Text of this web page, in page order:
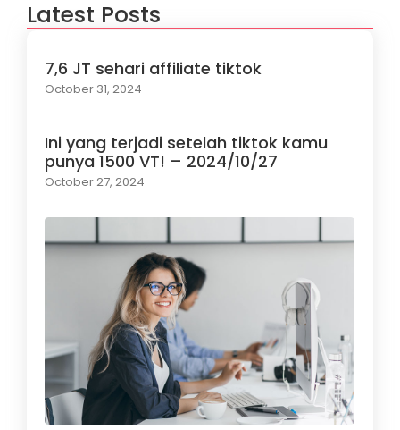
Latest Posts
7,6 JT sehari affiliate tiktok
October 31, 2024
Ini yang terjadi setelah tiktok kamu
punya 1500 VT! – 2024/10/27
October 27, 2024